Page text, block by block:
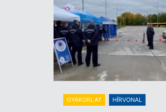
GYAKORLAT HÍRVONAL